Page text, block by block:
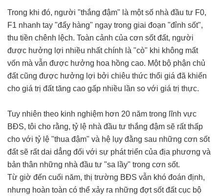
Trong khi đó, người "thắng đậm" là một số nhà đầu tư F0,
F1 nhanh tay "đẩy hàng" ngay trong giai đoạn "đỉnh sốt",
thu tiền chênh lệch. Toàn cảnh của cơn sốt đất, người
được hưởng lợi nhiều nhất chính là "cò" khi không mất
vốn mà vẫn được hưởng hoa hồng cao. Một bộ phận chủ
đất cũng được hưởng lợi bởi chiêu thức thổi giá đã khiến
cho giá trị đất tăng cao gấp nhiều lần so với giá trị thực.
Tuy nhiên theo kinh nghiệm hơn 20 năm trong lĩnh vực
BĐS, tôi cho rằng, tỷ lệ nhà đầu tư thắng đậm sẽ rất thấp
cho với tỷ lệ "thua đậm" và hệ lụy đằng sau những cơn sốt
đất sẽ rất dai dẳng đối với sự phát triển của địa phương và
bản thân những nhà đầu tư "sa lầy" trong cơn sốt.
Từ giờ đến cuối năm, thị trường BĐS vẫn khó đoán định,
nhưng hoàn toàn có thể xảy ra những đợt sốt đất cục bộ